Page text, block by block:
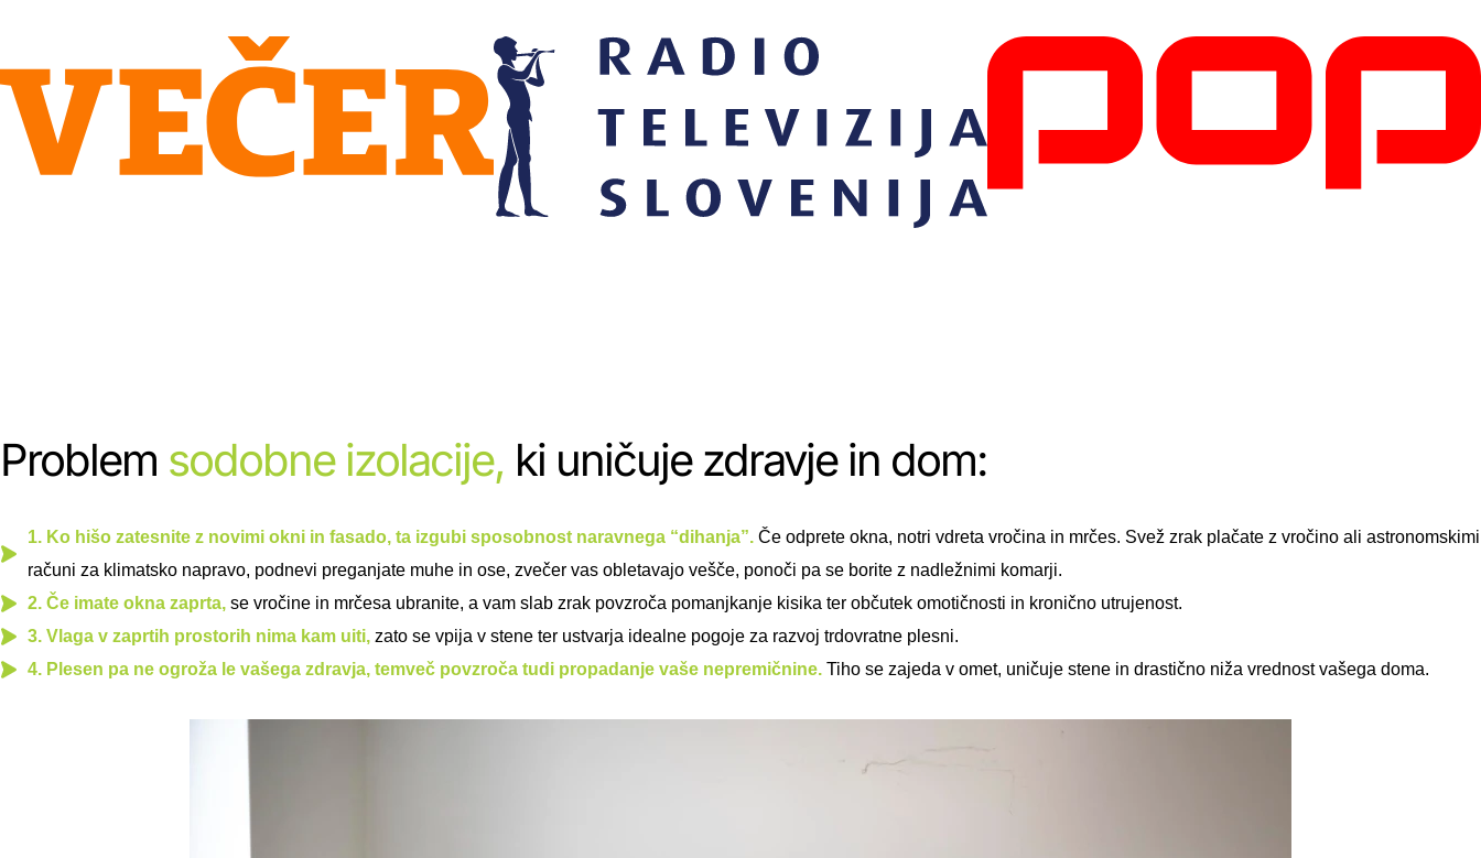
Problem sodobne izolacije, ki uničuje zdravje in dom:
1. Ko hišo zatesnite z novimi okni in fasado, ta izgubi sposobnost naravnega “dihanja”. Če odprete okna, notri vdreta vročina in mrčes. Svež zrak plačate z vročino ali astronomskimi
računi za klimatsko napravo, podnevi preganjate muhe in ose, zvečer vas obletavajo vešče, ponoči pa se borite z nadležnimi komarji.
2. Če imate okna zaprta, se vročine in mrčesa ubranite, a vam slab zrak povzroča pomanjkanje kisika ter občutek omotičnosti in kronično utrujenost.
3. Vlaga v zaprtih prostorih nima kam uiti, zato se vpija v stene ter ustvarja idealne pogoje za razvoj trdovratne plesni.
4. Plesen pa ne ogroža le vašega zdravja, temveč povzroča tudi propadanje vaše nepremičnine. Tiho se zajeda v omet, uničuje stene in drastično niža vrednost vašega doma.